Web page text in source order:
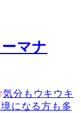
マナ
気分もウキウキ
になる方も多